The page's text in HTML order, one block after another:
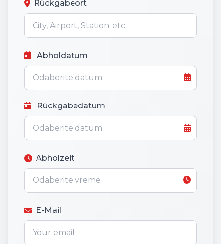
Rückgabeort
Abholdatum
Rückgabedatum
Abholzeit
E-Mail